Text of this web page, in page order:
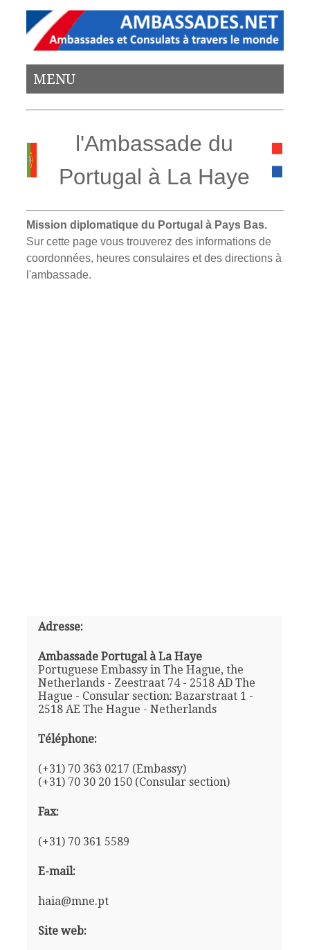
MENU
l'Ambassade du
Portugal à La Haye
Mission diplomatique du Portugal à Pays Bas.
Sur cette page vous trouverez des informations de
coordonnées, heures consulaires et des directions à
l'ambassade.
Adresse:
Ambassade Portugal à La Haye
Portuguese Embassy in The Hague, the
Netherlands - Zeestraat 74 - 2518 AD The
Hague - Consular section: Bazarstraat 1 -
2518 AE The Hague - Netherlands
Téléphone:
(+31) 70 363 0217 (Embassy)
(+31) 70 30 20 150 (Consular section)
Fax:
(+31) 70 361 5589
E-mail:
haia@mne.pt
Site web: